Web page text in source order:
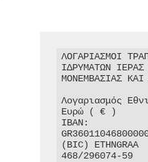
ΛΟΓΑΡΙΑΣΜΟΙ
ΙΔΡΥΜΑΤΩΝ ΙΕΡΑΣ
ΜΟΝΕΜΒΑΣΙΑΣ ΚΑΙ
Λογαριασμός
Ευρώ ( € )
IBAN:
(BIC) ETHNGRAA
468/296074-59